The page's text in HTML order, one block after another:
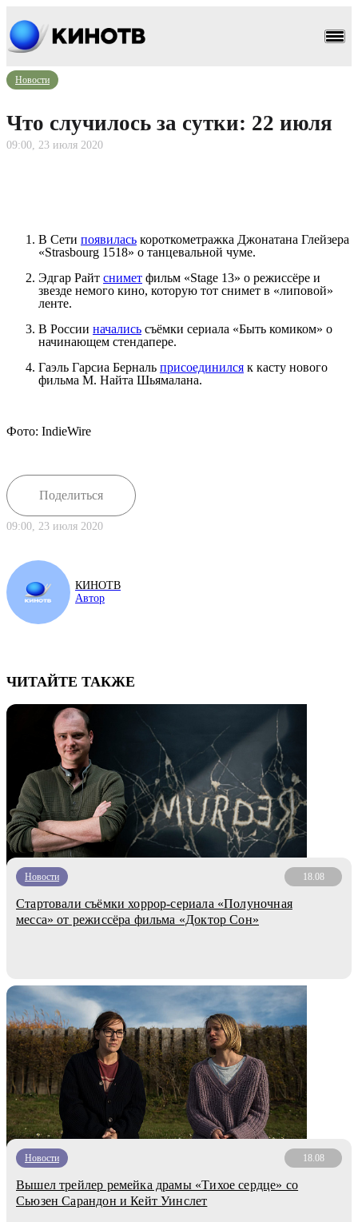
Новости
Что случилось за сутки: 22 июля
09:00, 23 июля 2020
В Сети появилась короткометражка Джонатана Глейзера
«Strasbourg 1518» о танцевальной чуме.
Эдгар Райт снимет фильм «Stage 13» о режиссёре и
звезде немого кино, которую тот снимет в «липовой»
ленте.
В России начались съёмки сериала «Быть комиком» о
начинающем стендапере.
Гаэль Гарсиа Берналь присоединился к касту нового
фильма М. Найта Шьямалана.
Фото: IndieWire
Поделиться
09:00, 23 июля 2020
КИНОТВ
Автор
ЧИТАЙТЕ ТАКЖЕ
Новости 18.08
Стартовали съёмки хоррор-сериала «Полуночная
месса» от режиссёра фильма «Доктор Сон»
Новости 18.08
Вышел трейлер ремейка драмы «Тихое сердце» со
Сьюзен Сарандон и Кейт Уинслет